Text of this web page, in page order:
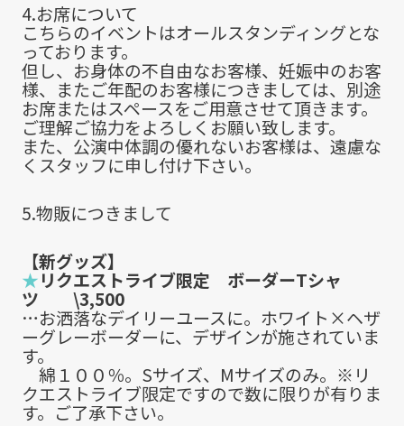
4.お席について
こちらのイベントはオールスタンディングとな
っております。
但し、お身体の不自由なお客様、妊娠中のお客
様、またご年配のお客様につきましては、別途
お席またはスペースをご用意させて頂きます。
ご理解ご協力をよろしくお願い致します。
また、公演中体調の優れないお客様は、遠慮な
くスタッフに申し付け下さい。
5.物販につきまして
【新グッズ】
★リクエストライブ限定 ボーダーTシャ
ツ \3,500
…お洒落なデイリーユースに。ホワイト×ヘザ
ーグレーボーダーに、デザインが施されていま
す。
綿１００％。Sサイズ、Mサイズのみ。※リ
クエストライブ限定ですので数に限りが有りま
す。ご了承下さい。